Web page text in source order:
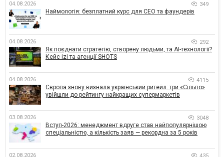
04.08.2026 349
Наймологія: безплатний курс для CEO та фаундерів
04.08.2026 292
Як поєднати стратегію, створену людьми, та AI-технології?
Кейс izi та агенції SHOTS
04.08.2026 4115
Європа знову визнала український ритейл: три «Сільпо»
увійшли до рейтингу найкращих супермаркетів
03.08.2026 3048
Вступ-2026: менеджмент вдруге став найпопулярнішою
спеціальністю, а кількість заяв — рекордна за 5 років
02.08.2026 435